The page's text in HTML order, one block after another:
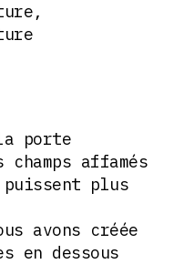
porte
affamés
plus
avons créée
en dessous